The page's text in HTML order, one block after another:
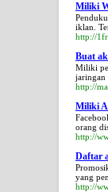
Miliki
iklan.
http://
Buat
Miliki
jaringan
http://
Miliki
orang
http://
Daftar
yang
http://